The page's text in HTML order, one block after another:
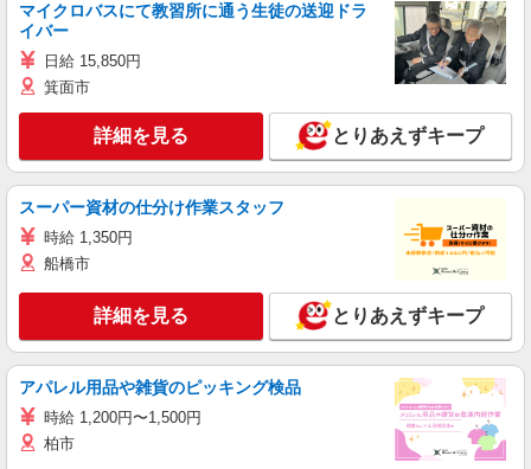
マイクロバスにて教習所に通う生徒の送迎ドラ
イバー
日給 15,850円
箕面市
詳細を見る とりあえずキープ
スーパー資材の仕分け作業スタッフ
時給 1,350円
船橋市
詳細を見る とりあえずキープ
アパレル用品や雑貨のピッキング検品
時給 1,200円〜1,500円
柏市